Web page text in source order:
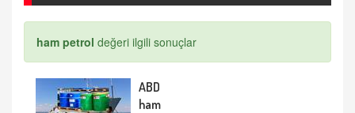
ham petrol değeri ilgili sonuçlar
ABD
ham